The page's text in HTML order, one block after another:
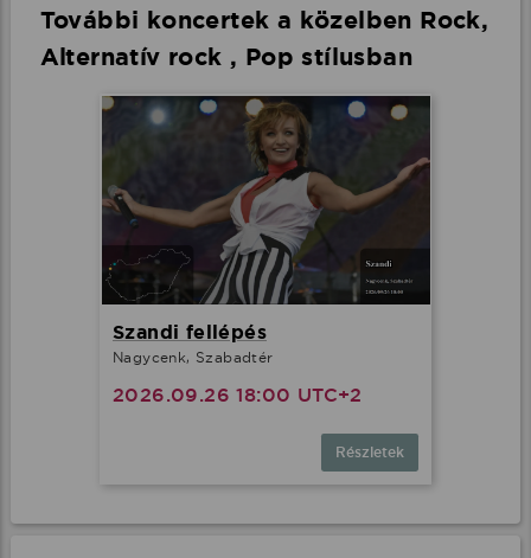
További koncertek a közelben Rock,
Alternatív rock , Pop stílusban
Szandi fellépés
Nagycenk, Szabadtér
2026.09.26 18:00 UTC+2
Részletek